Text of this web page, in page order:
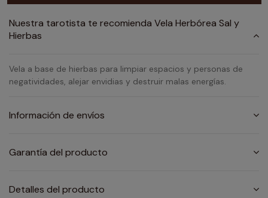
Nuestra tarotista te recomienda Vela Herbórea Sal y
Hierbas
Vela a base de hierbas para limpiar espacios y personas de
negatividades, alejar envidias y destruir malas energías.
Información de envíos
Garantía del producto
Detalles del producto